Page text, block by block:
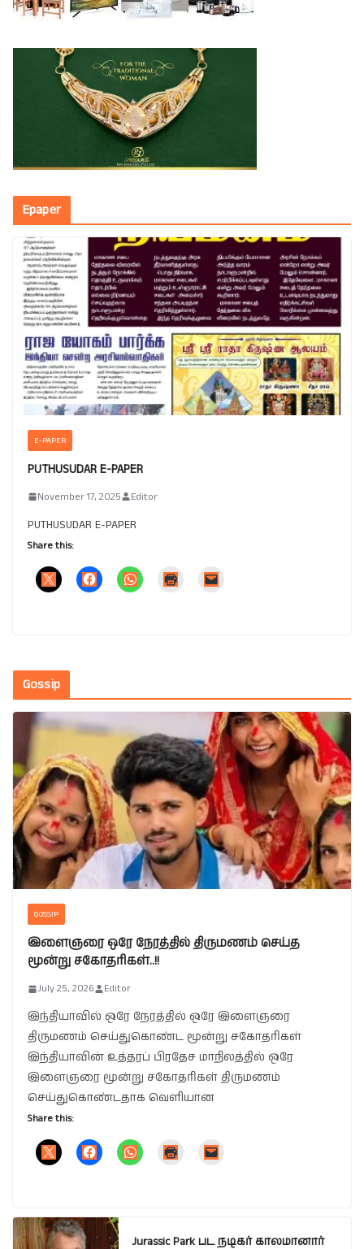
Epaper
E-PAPER
PUTHUSUDAR E-PAPER
November 17, 2025 Editor
PUTHUSUDAR E-PAPER
Share this:
Gossip
GOSSIP
இளைஞரை ஒரே நேரத்தில் திருமணம் செய்த
மூன்று சகோதரிகள்..!!
July 25, 2026 Editor
இந்தியாவில் ஒரே நேரத்தில் ஒரே இளைஞரை
திருமணம் செய்துகொண்ட மூன்று சகோதரிகள்
இந்தியாவின் உத்தரப் பிரதேச மாநிலத்தில் ஒரே
இளைஞரை மூன்று சகோதரிகள் திருமணம்
செய்துகொண்டதாக வெளியான
Share this:
Jurassic Park பட நடிகர் காலமானார்